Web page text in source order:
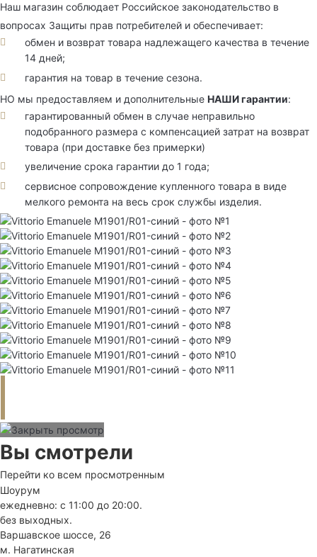
Наш магазин соблюдает Российское законодательство в
вопросах Защиты прав потребителей и обеспечивает:
обмен и возврат товара надлежащего качества в течение
14 дней;
гарантия на товар в течение сезона.
НО мы предоставляем и дополнительные НАШИ гарантии:
гарантированный обмен в случае неправильно
подобранного размера с компенсацией затрат на возврат
товара (при доставке без примерки)
увеличение срока гарантии до 1 года;
сервисное сопровождение купленного товара в виде
мелкого ремонта на весь срок службы изделия.
Вы смотрели
Перейти ко всем просмотренным
Шоурум
ежедневно: с 11:00 до 20:00.
без выходных.
Варшавское шоссе, 26
м. Нагатинская